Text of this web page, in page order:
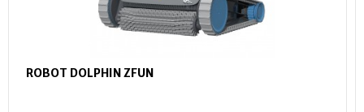
ROBOT DOLPHIN ZFUN